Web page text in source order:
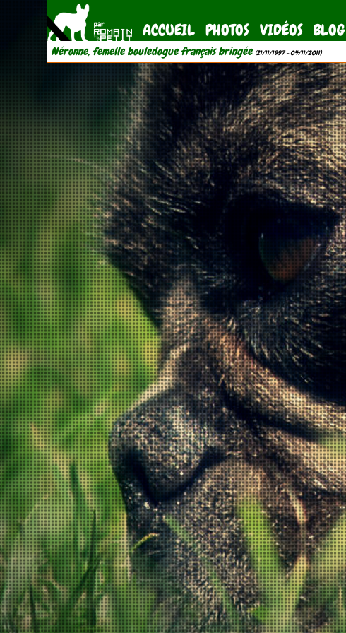
ACCUEIL PHOTOS VIDÉOS BLOG
Néronne, femelle bouledogue français bringée (21/11/1997 - 04/11/2011)